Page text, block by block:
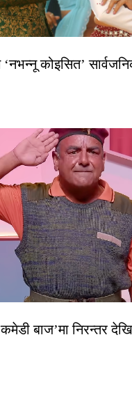
‘नभन्नू कोइसित’
बाज’मा निरन्तर